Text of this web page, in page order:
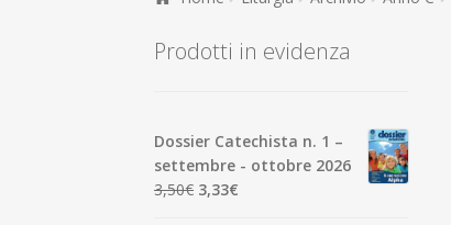
Prodotti in evidenza
Dossier Catechista n. 1 –
settembre - ottobre 2026
3,50€ Il
3,33€